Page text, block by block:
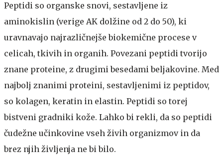
Peptidi so organske snovi, sestavljene iz
aminokislin (verige AK dolžine od 2 do 50), ki
uravnavajo najrazličnejše biokemične procese v
celicah, tkivih in organih. Povezani peptidi tvorijo
znane proteine, z drugimi besedami beljakovine. Med
najbolj znanimi proteini, sestavljenimi iz peptidov,
so kolagen, keratin in elastin. Peptidi so torej
bistveni gradniki kože. Lahko bi rekli, da so peptidi
čudežne učinkovine vseh živih organizmov in da
brez njih življenja ne bi bilo.